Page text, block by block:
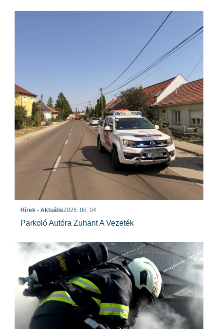
Hírek - Aktuális2026. 08. 04.
Parkoló Autóra Zuhant A Vezeték